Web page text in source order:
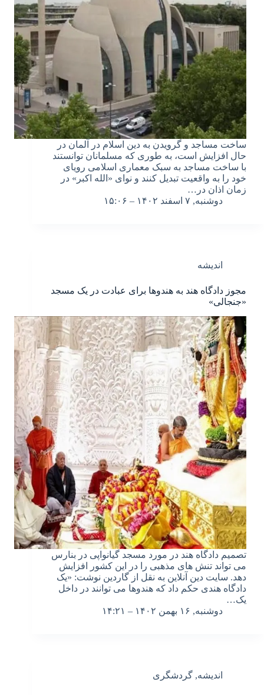
ساخت مساجد و گرویدن به دین اسلام در آلمان در
حال افزایش است، به طوری که مسلمانان توانستند
با ساخت مساجد به سبک معماری اسلامی رویای
خود را به واقعیت تبدیل کنند و نوای «الله اکبر» در
زمان اذان در…
دوشنبه, ۷ اسفند ۱۴۰۲ – ۱۵:۰۶
اندیشه
مجوز دادگاه هند به هندوها برای عبادت در یک مسجد
«جنجالی»
تصمیم دادگاه هند در مورد مسجد گیانواپی در بنارس
می تواند تنش های مذهبی را در این کشور افزایش
دهد. سایت دین آنلاین به نقل از گاردین نوشت: «یک
دادگاه هندی حکم داد که هندوها می توانند در داخل
یک…
دوشنبه, ۱۶ بهمن ۱۴۰۲ – ۱۴:۲۱
اندیشه, گردشگری